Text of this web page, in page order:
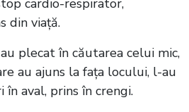
cardio-respirator,
din viață.
plecat în căutarea celui mic,
au ajuns la fața locului, l-au
aval, prins în crengi.